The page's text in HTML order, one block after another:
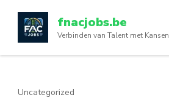
inhoud
(druk
enter)
fnacjobs.be
Verbinden van Talent met Kansen
Uncategorized